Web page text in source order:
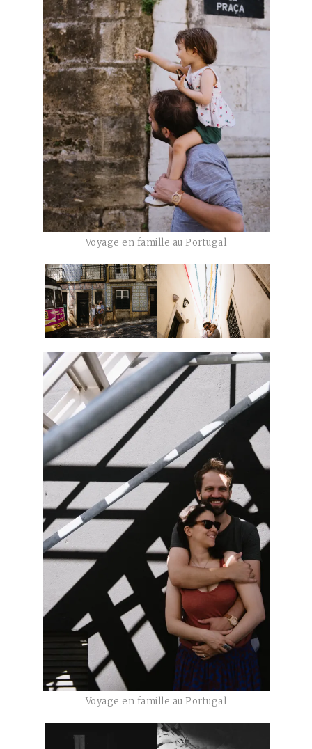
Voyage en famille au Portugal
Voyage en famille au Portugal